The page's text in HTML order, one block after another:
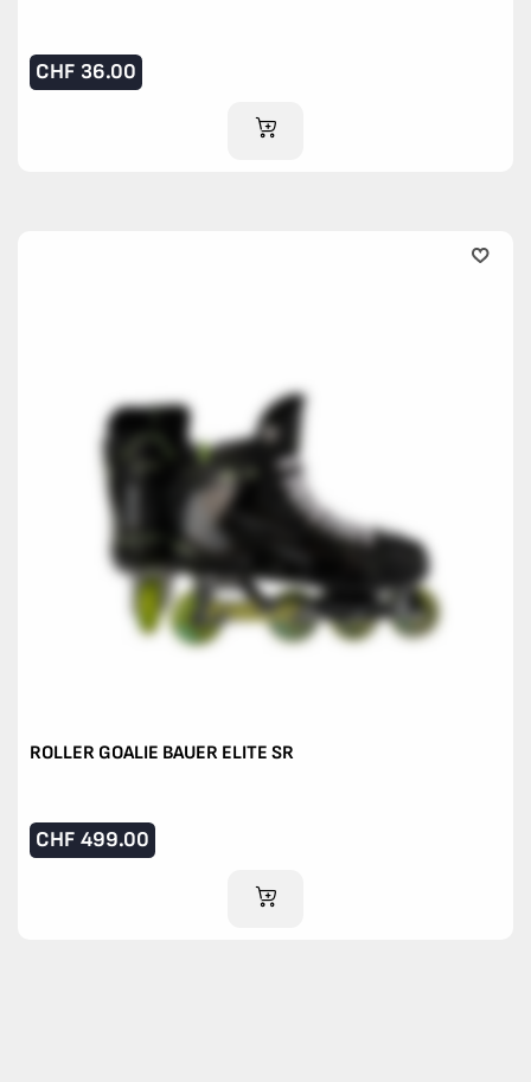
CHF 36.00
IM WARENKORB
ROLLER GOALIE BAUER ELITE SR
CHF 499.00
IM WARENKORB